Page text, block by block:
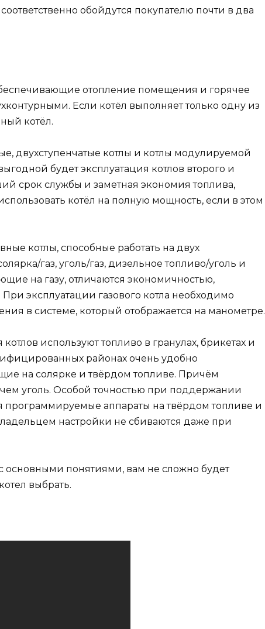
обойдутся покупателю почти в два
отопление помещения и горячее
Если котёл выполняет только одну из
котёл.
двухступенчатые котлы и котлы модулируемой
будет эксплуатация котлов второго и
срок службы и заметная экономия топлива,
котёл на полную мощность, если в этом
котлы, способные работать на двух
газ, уголь/газ, дизельное топливо/уголь и
на газу, отличаются экономичностью,
эксплуатации газового котла необходимо
в системе, который отображается на манометре.
используют топливо в гранулах, брикетах и
районах очень удобно
на солярке и твёрдом топливе. Причём
уголь. Особой точностью при поддержании
программируемые аппараты на твёрдом топливе и
настройки не сбиваются даже при
основными понятиями, вам не сложно будет
выбрать.